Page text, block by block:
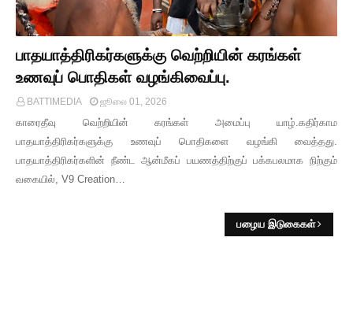
பாதயாத்திரிகர்களுக்கு வெற்றியின் கரங்கள்
உணவுப் பொதிகள் வழங்கிவைப்பு.
BATTIMEDIA ஜூலை 01, 2026
காரைதீவு வெற்றியின் கரங்கள் அமைப்பு யாழ்.கதிர்காம
பாதயாத்திரிகர்களுக்கு உணவுப் பொதிகளை வழங்கி வைத்தது.
பாதயாத்திரிகர்களின் நீண்ட ஆன்மீகப் பயணத்திற்குப் பக்கபலமாக நிற்கும்
வகையில், V9 Creation…
பழைய இடுகைகள்